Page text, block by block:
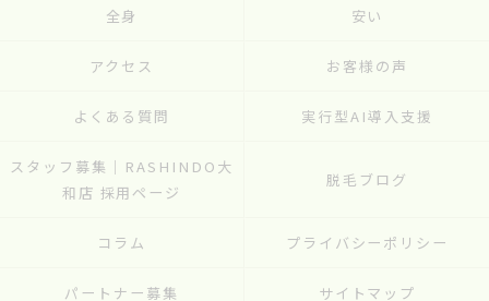
全身 安い
アクセス お客様の声
よくある質問 実行型AI導入支援
スタッフ募集｜RASHINDO大
和店 採用ページ
脱毛ブログ
コラム プライバシーポリシー
パートナー募集 サイトマップ